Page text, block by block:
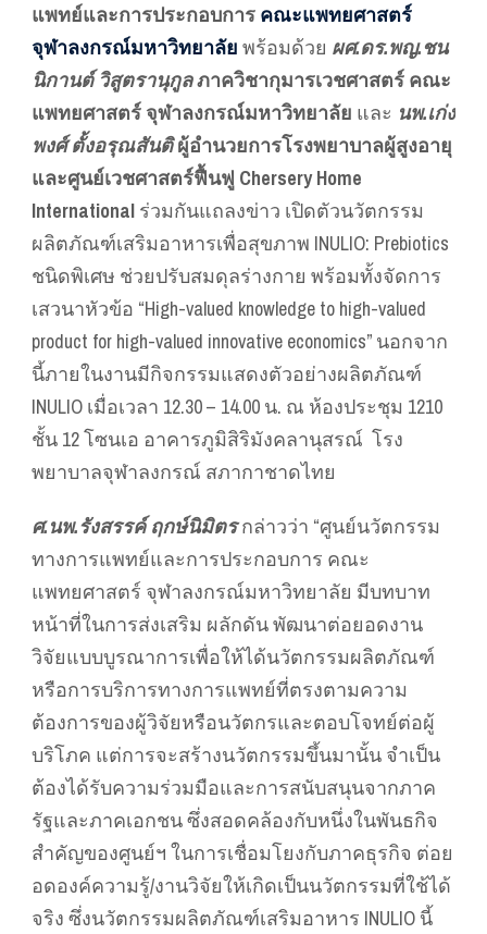
แพทย์และการประกอบการ คณะแพทยศาสตร์
จุฬาลงกรณ์มหาวิทยาลัย พร้อมด้วย ผศ.ดร.พญ.ชน
นิกานต์ วิสูตรานุกูลภาควิชากุมารเวชศาสตร์ คณะ
แพทยศาสตร์ จุฬาลงกรณ์มหาวิทยาลัย และ นพ.เก่ง
พงศ์ ตั้งอรุณสันติผู้อำนวยการโรงพยาบาลผู้สูงอายุ
และศูนย์เวชศาสตร์ฟื้นฟู Chersery Home
International ร่วมกันแถลงข่าว เปิดตัวนวัตกรรม
ผลิตภัณฑ์เสริมอาหารเพื่อสุขภาพ INULIO: Prebiotics
ชนิดพิเศษ ช่วยปรับสมดุลร่างกาย พร้อมทั้งจัดการ
เสวนาหัวข้อ “High-valued knowledge to high-valued
product for high-valued innovative economics” นอกจาก
นี้ภายในงานมีกิจกรรมแสดงตัวอย่างผลิตภัณฑ์
INULIO เมื่อเวลา 12.30 – 14.00 น. ณ ห้องประชุม 1210
ชั้น 12 โซนเอ อาคารภูมิสิริมังคลานุสรณ์ โรง
พยาบาลจุฬาลงกรณ์ สภากาชาดไทย
ศ.นพ.รังสรรค์ ฤกษ์นิมิตรกล่าวว่า “ศูนย์นวัตกรรม
ทางการแพทย์และการประกอบการ คณะ
แพทยศาสตร์ จุฬาลงกรณ์มหาวิทยาลัย มีบทบาท
หน้าที่ในการส่งเสริม ผลักดัน พัฒนาต่อยอดงาน
วิจัยแบบบูรณาการเพื่อให้ได้นวัตกรรมผลิตภัณฑ์
หรือการบริการทางการแพทย์ที่ตรงตามความ
ต้องการของผู้วิจัยหรือนวัตกรและตอบโจทย์ต่อผู้
บริโภค แต่การจะสร้างนวัตกรรมขึ้นมานั้น จำเป็น
ต้องได้รับความร่วมมือและการสนับสนุนจากภาค
รัฐและภาคเอกชน ซึ่งสอดคล้องกับหนึ่งในพันธกิจ
สำคัญของศูนย์ฯ ในการเชื่อมโยงกับภาคธุรกิจ ต่อย
อดองค์ความรู้/งานวิจัยให้เกิดเป็นนวัตกรรมที่ใช้ได้
จริง ซึ่งนวัตกรรมผลิตภัณฑ์เสริมอาหาร INULIO นี้